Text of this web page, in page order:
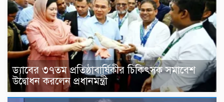
ড্যাবের ৩৭তম প্রতিষ্ঠাবার্ষিকীর চিকিৎসক সমাবেশ
উদ্বোধন করলেন প্রধানমন্ত্রী